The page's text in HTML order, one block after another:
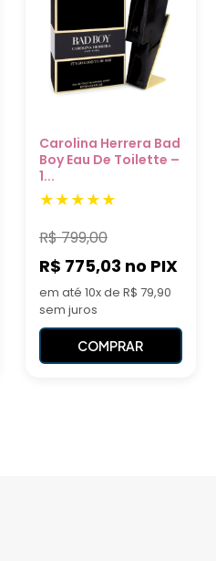
Carolina Herrera Bad
Boy Eau De Toilette –
1...
R$799,00
R$ 775,03 no PIX
em até 10x de R$ 79,90
sem juros
COMPRAR